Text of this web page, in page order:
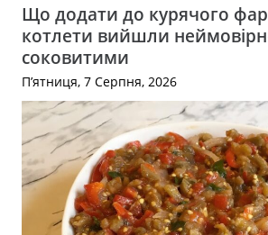
Що додати до курячого
котлети вийшли
соковитими
П’ятниця, 7 Серпня, 2026